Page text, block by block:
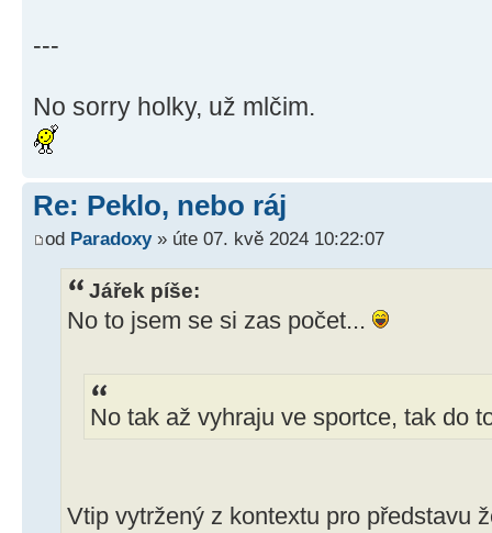
---
No sorry holky, už mlčim.
Re: Peklo, nebo ráj
od Paradoxy» úte 07. kvě 2024 10:22:07
Jářek píše:
No to jsem se si zas počet...
No tak až vyhraju ve sportce, tak do
Vtip vytržený z kontextu pro představu